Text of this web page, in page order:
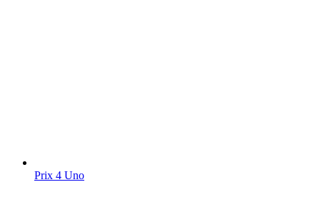
Prix 4 Uno